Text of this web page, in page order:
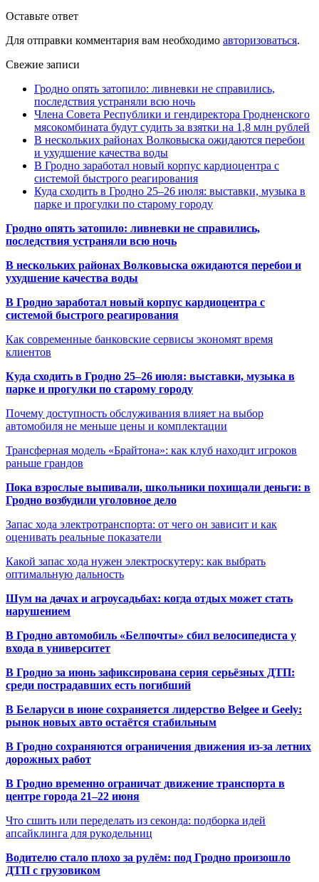
Оставьте ответ
Для отправки комментария вам необходимо авторизоваться.
Свежие записи
Гродно опять затопило: ливневки не справились,
последствия устраняли всю ночь
Члена Совета Республики и гендиректора Гродненского
мясокомбината будут судить за взятки на 1,8 млн рублей
В нескольких районах Волковыска ожидаются перебои
и ухудшение качества воды
В Гродно заработал новый корпус кардиоцентра с
системой быстрого реагирования
Куда сходить в Гродно 25–26 июля: выставки, музыка в
парке и прогулки по старому городу
Гродно опять затопило: ливневки не справились,
последствия устраняли всю ночь
В нескольких районах Волковыска ожидаются перебои и
ухудшение качества воды
В Гродно заработал новый корпус кардиоцентра с
системой быстрого реагирования
Как современные банковские сервисы экономят время
клиентов
Куда сходить в Гродно 25–26 июля: выставки, музыка в
парке и прогулки по старому городу
Почему доступность обслуживания влияет на выбор
автомобиля не меньше цены и комплектации
Трансферная модель «Брайтона»: как клуб находит игроков
раньше грандов
Пока взрослые выпивали, школьники похищали деньги: в
Гродно возбудили уголовное дело
Запас хода электротранспорта: от чего он зависит и как
оценивать реальные показатели
Какой запас хода нужен электроскутеру: как выбрать
оптимальную дальность
Шум на дачах и агроусадьбах: когда отдых может стать
нарушением
В Гродно автомобиль «Белпочты» сбил велосипедиста у
входа в университет
В Гродно за июнь зафиксирована серия серьёзных ДТП:
среди пострадавших есть погибший
В Беларуси в июне сохраняется лидерство Belgee и Geely:
рынок новых авто остаётся стабильным
В Гродно сохраняются ограничения движения из-за летних
дорожных работ
В Гродно временно ограничат движение транспорта в
центре города 21–22 июня
Что сшить или переделать из секонда: подборка идей
апсайклинга для рукодельниц
Водителю стало плохо за рулём: под Гродно произошло
ДТП с грузовиком